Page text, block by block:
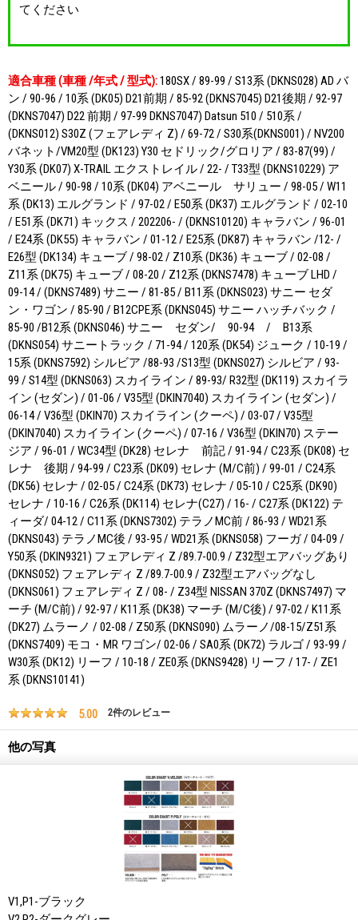
てください
適合車種 (車種 /年式 / 型式):180SX / 89-99 / S13系 (DKNS028) AD バ
ン / 90-96 / 10系 (DK05) D21前期 / 85-92 (DKNS7045) D21後期 / 92-97
(DKNS7047) D22 前期 / 97-99 DKNS7047) Datsun 510 / 510系 /
(DKNS012) S30Z (フェアレディ Z) / 69-72 / S30系(DKNS001) / NV200
バネット/VM20型 (DK123) Y30 セドリック/グロリア / 83-87(99) /
Y30系 (DK07) X-TRAIL エクストレイル / 22- / T33型 (DKNS10229) ア
ベニール / 90-98 / 10系 (DK04) アベニール サリュー / 98-05 / W11
系 (DK13) エルグランド / 97-02 / E50系 (DK37) エルグランド / 02-10
/ E51系 (DK71) キックス / 202206- / (DKNS10120) キャラバン / 96-01
/ E24系 (DK55) キャラバン / 01-12 / E25系 (DK87) キャラバン /12- /
E26型 (DK134) キューブ / 98-02 / Z10系 (DK36) キューブ / 02-08 /
Z11系 (DK75) キューブ / 08-20 / Z12系 (DKNS7478) キューブ LHD /
09-14 / (DKNS7489) サニー / 81-85 / B11系 (DKNS023) サニー セダ
ン・ワゴン / 85-90 / B12CPE系 (DKNS045) サニー ハッチバック /
85-90 /B12系 (DKNS046) サニー セダン/ 90-94 / B13系
(DKNS054) サニートラック / 71-94 / 120系 (DK54) ジューク / 10-19 /
15系 (DKNS7592) シルビア /88-93 /S13型 (DKNS027) シルビア / 93-
99 / S14型 (DKNS063) スカイライン / 89-93/ R32型 (DK119) スカイラ
イン (セダン) / 01-06 / V35型 (DKIN7040) スカイライン (セダン) /
06-14 / V36型 (DKIN70) スカイライン (クーペ) / 03-07 / V35型
(DKIN7040) スカイライン (クーペ) / 07-16 / V36型 (DKIN70) ステー
ジア / 96-01 / WC34型 (DK28) セレナ 前記 / 91-94 / C23系 (DK08) セ
レナ 後期 / 94-99 / C23系 (DK09) セレナ (M/C前) / 99-01 / C24系
(DK56) セレナ / 02-05 / C24系 (DK73) セレナ / 05-10 / C25系 (DK90)
セレナ / 10-16 / C26系 (DK114) セレナ(C27) / 16- / C27系 (DK122) テ
ィーダ/ 04-12 / C11系 (DKNS7302) テラノMC前 / 86-93 / WD21系
(DKNS043) テラノMC後 / 93-95 / WD21系 (DKNS058) フーガ / 04-09 /
Y50系 (DKIN9321) フェアレディ Z /89.7-00.9 / Z32型エアバッグあり
(DKNS052) フェアレディ Z /89.7-00.9 / Z32型エアバッグなし
(DKNS061) フェアレディ Z / 08- / Z34型 NISSAN 370Z (DKNS7497) マ
ーチ (M/C前) / 92-97 / K11系 (DK38) マーチ (M/C後) / 97-02 / K11系
(DK27) ムラーノ / 02-08 / Z50系 (DKNS090) ムラーノ/08-15/Z51系
(DKNS7409) モコ・MR ワゴン/ 02-06 / SA0系 (DK72) ラルゴ / 93-99 /
W30系 (DK12) リーフ / 10-18 / ZE0系 (DKNS9428) リーフ / 17- / ZE1
系 (DKNS10141)
5.00 2件のレビュー
他の写真
V1,P1-ブラック